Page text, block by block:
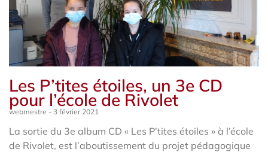
Les P’tites étoiles, un 3e CD
pour l’école de Rivolet
webmestre 3 février 2021
La sortie du 3e album CD « Les P’tites étoiles » à l’école
de Rivolet, est l’aboutissement du projet pédagogique